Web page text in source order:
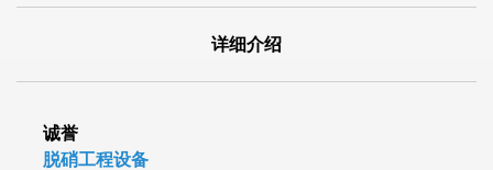
详细介绍
诚誉
脱硝工程设备